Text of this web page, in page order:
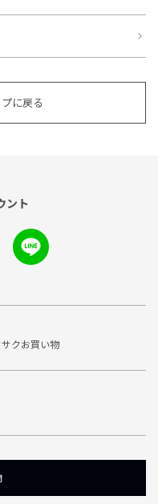
に戻る
ント
クお買い物